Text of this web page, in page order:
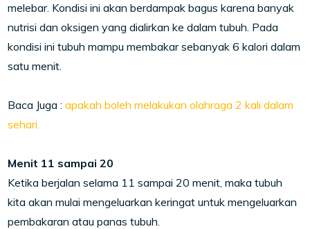
melebar. Kondisi ini akan berdampak bagus karena banyak
nutrisi dan oksigen yang dialirkan ke dalam tubuh. Pada
kondisi ini tubuh mampu membakar sebanyak 6 kalori dalam
satu menit.
Baca Juga :apakah boleh melakukan olahraga 2 kali dalam
sehari.
Menit 11 sampai 20
Ketika berjalan selama 11 sampai 20 menit, maka tubuh
kita akan mulai mengeluarkan keringat untuk mengeluarkan
pembakaran atau panas tubuh.